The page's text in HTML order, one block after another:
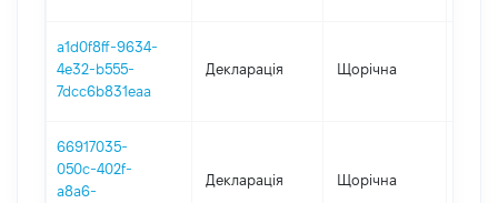
a1d0f8ff-9634-
4e32-b555-
7dcc6b831eaa
Декларація Щорічна
66917035-
050c-402f-
a8a6-
Декларація Щорічна